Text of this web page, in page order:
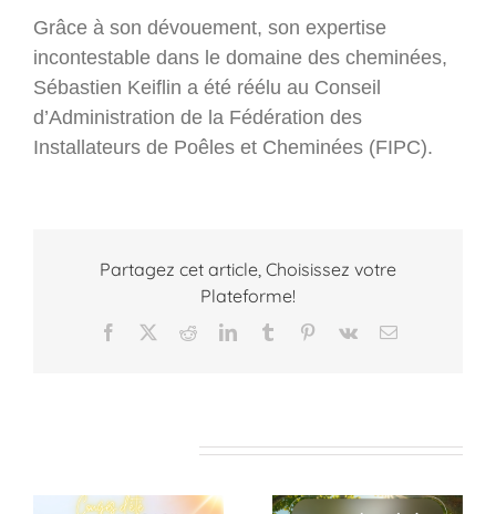
Grâce à son dévouement, son expertise
incontestable dans le domaine des cheminées,
Sébastien Keiflin a été réélu au Conseil
d’Administration de la Fédération des
Installateurs de Poêles et Cheminées (FIPC).
Partagez cet article, Choisissez votre
Plateforme!
Facebook RedditLinkedInTumblr Pinterest
Vk Email